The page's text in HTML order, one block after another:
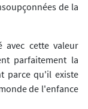
de la
avec cette valeur
parfaitement la
parce qu'il existe
de l'enfance